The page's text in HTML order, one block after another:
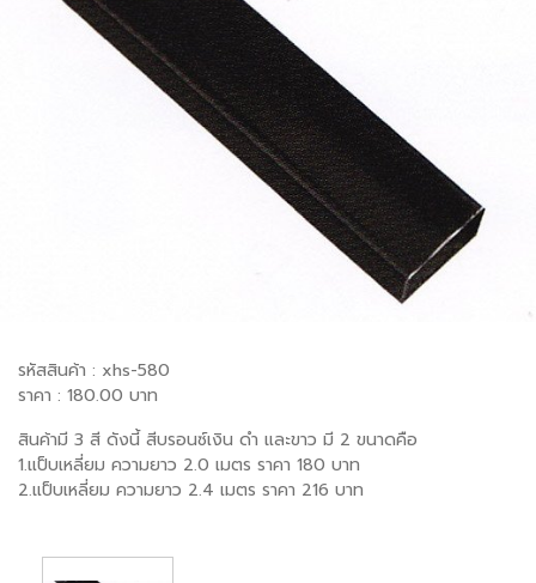
รหัสสินค้า : xhs-580
ราคา : 180.00 บาท
สินค้ามี 3 สี ดังนี้ สีบรอนซ์เงิน ดำ และขาว มี 2 ขนาดคือ
1.แป็บเหลี่ยม ความยาว 2.0 เมตร ราคา 180 บาท
2.แป็บเหลี่ยม ความยาว 2.4 เมตร ราคา 216 บาท